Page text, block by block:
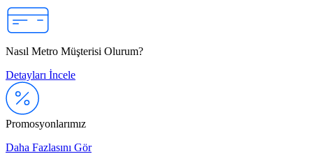
Nasıl Metro Müşterisi Olurum?
Detayları İncele
Promosyonlarımız
Daha Fazlasını Gör